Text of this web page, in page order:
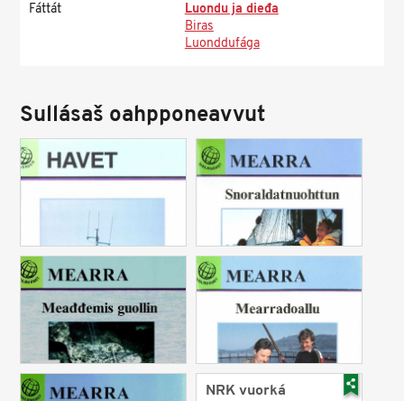
Fáttát
Luondu ja dieđa
Biras
Luonddufága
Sullásaš oahpponeavvut
NRK vuorká